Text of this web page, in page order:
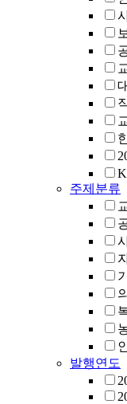
주제분류
발행연도